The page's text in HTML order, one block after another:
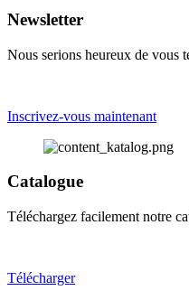
Newsletter
Nous serions heureux de vous
Inscrivez-vous maintenant
Catalogue
Téléchargez facilement notre
Télécharger